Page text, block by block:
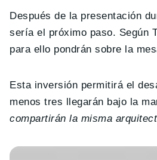
Después de la presentación
sería el próximo paso. Según
para ello pondrán sobre la
Esta inversión permitirá el
menos tres llegarán bajo la
compartirán la misma